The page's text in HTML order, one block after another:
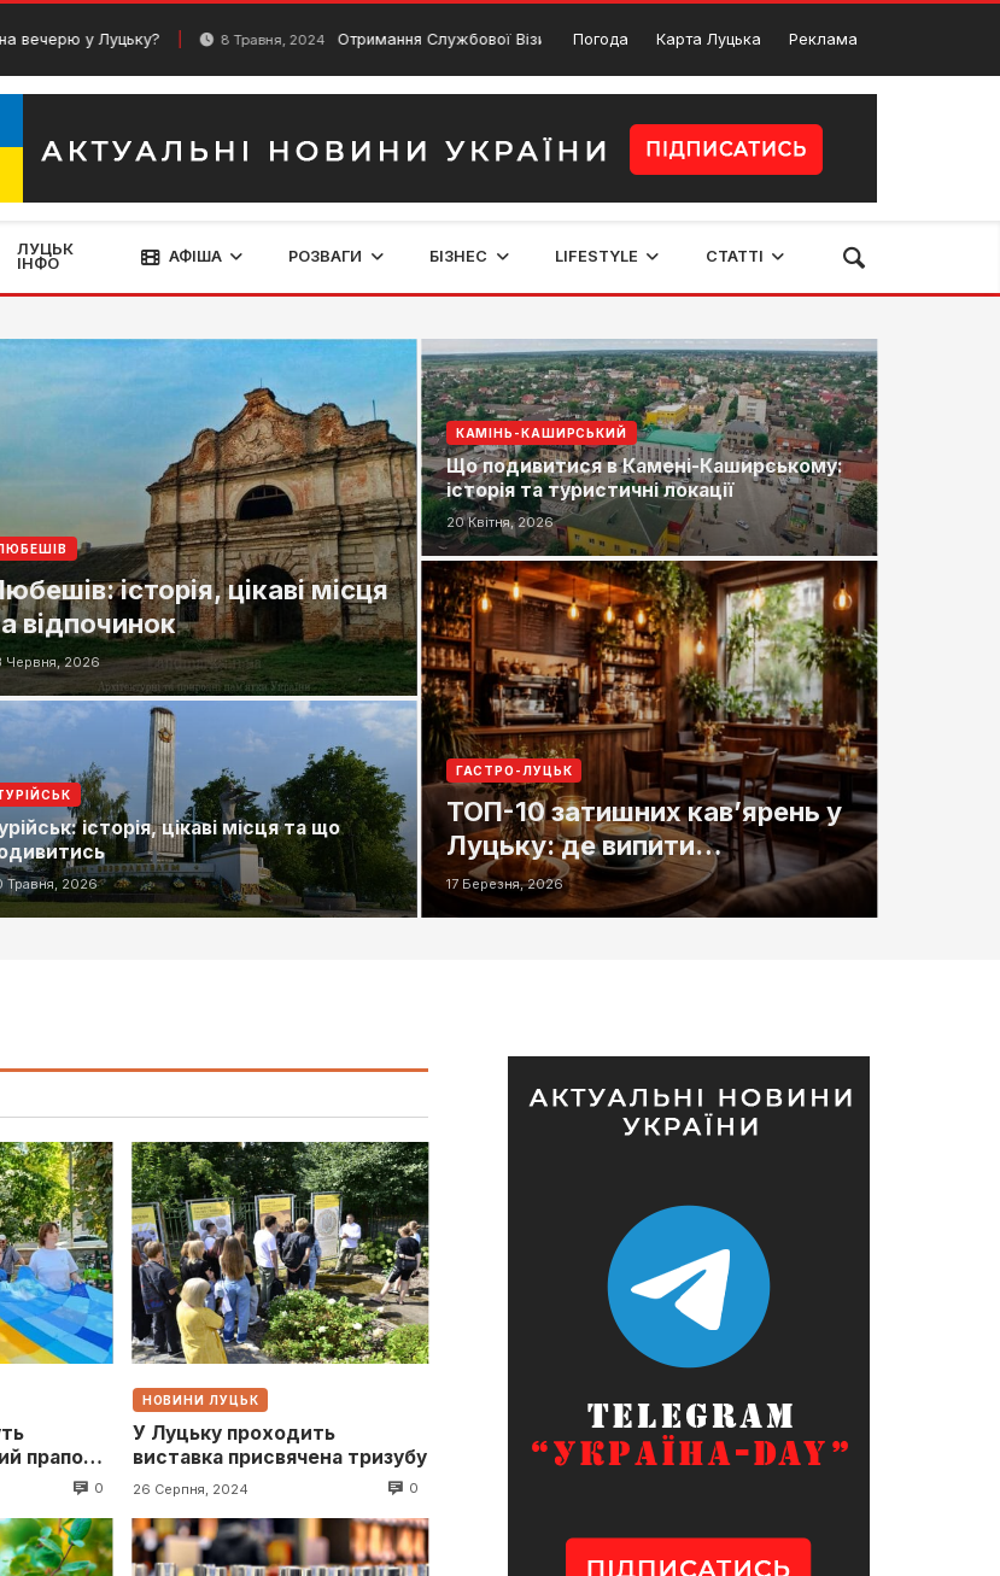
Луцьку? 8 Травня, 2024 Отримання Службової Візи від Hotvisa: Все, що потрібно знати 6 Вересня, 2024
Погода Карта Луцька Реклама
ЛУЦЬК
ІНФО
АФІША РОЗВАГИ БІЗНЕС LIFESTYLE СТАТТІ
історія, цікаві місця
відпочинок
Червня, 2026
історія, цікаві місця та що
Травня, 2026
КАМІНЬ-КАШИРСЬКИЙ
Що подивитися в Камені-Каширському:
історія та туристичні локації
20 Квітня, 2026
ГАСТРО-ЛУЦЬК
ТОП-10 затишних кав’ярень у
Луцьку: де випити
найсмачнішу каву
17 Березня, 2026
прапор в
0
НОВИНИ ЛУЦЬК
У Луцьку проходить
виставка присвячена тризубу
26 Серпня, 2024 0